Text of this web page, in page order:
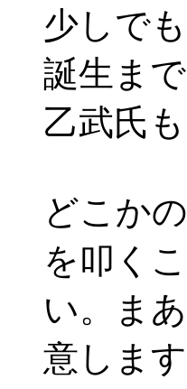
少しで
誕生ま
乙武氏
どこか
を叩く
い。ま
意します